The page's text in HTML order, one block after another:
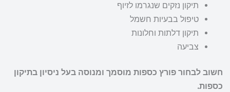
תיקון נזקים שנגרמו לזיוף
טיפול בבעיות חשמל
תיקון דלתות וחלונות
צביעה
חשוב לבחור פורץ כספות מוסמך ומנוסה בעל ניסיון בתיקון
כספות.